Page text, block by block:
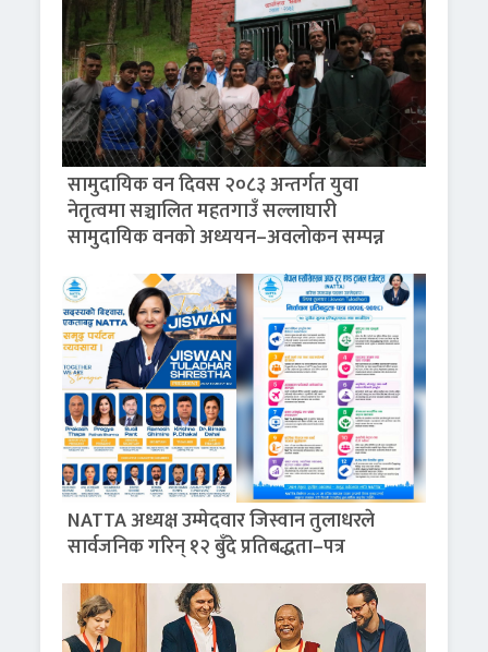
सामुदायिक वन दिवस २०८३ अन्तर्गत युवा
नेतृत्वमा सञ्चालित महतगाउँ सल्लाघारी
सामुदायिक वनको अध्ययन–अवलोकन सम्पन्न
NATTA अध्यक्ष उम्मेदवार जिस्वान तुलाधरले
सार्वजनिक गरिन् १२ बुँदे प्रतिबद्धता–पत्र